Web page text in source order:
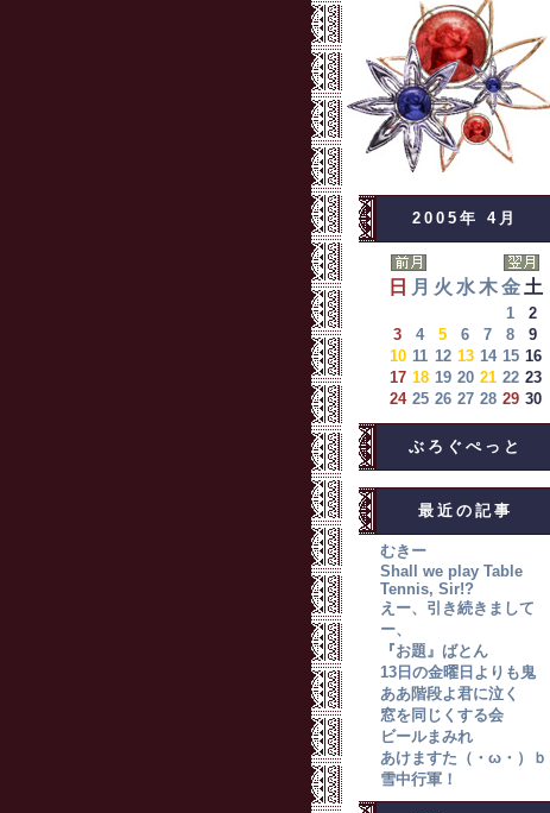
2005年 4月
日 月 火 水 木 金 土
1
2
3
4 5 6 7 8
9
10 11 12 13 14 15 16
17 18 19 20 21 22 23
24 25 26 27 28 29 30
ぶろぐぺっと
最近の記事
むきー
Shall we play Table
Tennis, Sir!?
えー、引き続きまして
ー、
『お題』ばとん
13日の金曜日よりも鬼
ああ階段よ君に泣く
窓を同じくする会
ビールまみれ
あけますた（・ω・）ｂ
雪中行軍！